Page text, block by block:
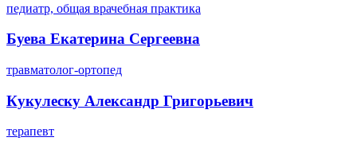
педиатр, общая врачебная практика
Буева Екатерина Сергеевна
травматолог-ортопед
Кукулеску Александр Григорьевич
терапевт